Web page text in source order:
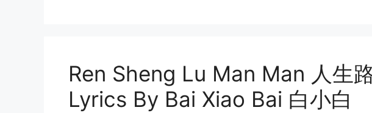
Ren Sheng Lu Man Man 人生
Lyrics By Bai Xiao Bai 白小白